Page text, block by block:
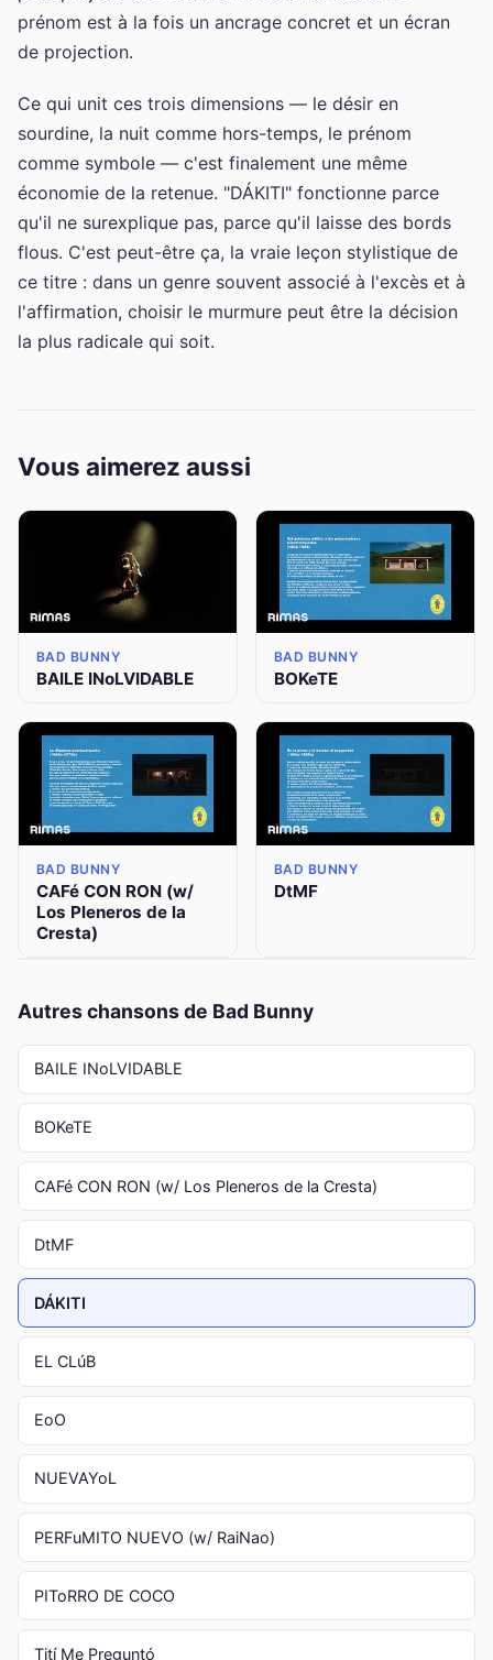
prénom est à la fois un ancrage concret et un écran
de projection.
Ce qui unit ces trois dimensions — le désir en
sourdine, la nuit comme hors-temps, le prénom
comme symbole — c'est finalement une même
économie de la retenue. "DÁKITI" fonctionne parce
qu'il ne surexplique pas, parce qu'il laisse des bords
flous. C'est peut-être ça, la vraie leçon stylistique de
ce titre : dans un genre souvent associé à l'excès et à
l'affirmation, choisir le murmure peut être la décision
la plus radicale qui soit.
Vous aimerez aussi
BAD BUNNY
BAILE INoLVIDABLE
BAD BUNNY
BOKeTE
BAD BUNNY
CAFé CON RON (w/
Los Pleneros de la
Cresta)
BAD BUNNY
DtMF
Autres chansons de Bad Bunny
BAILE INoLVIDABLE
BOKeTE
CAFé CON RON (w/ Los Pleneros de la Cresta)
DtMF
DÁKITI
EL CLúB
EoO
NUEVAYoL
PERFuMITO NUEVO (w/ RaiNao)
PIToRRO DE COCO
Tití Me Preguntó